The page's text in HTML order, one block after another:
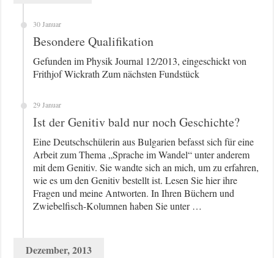
30 Januar
Besondere Qualifikation
Gefunden im Physik Journal 12/2013, eingeschickt von
Frithjof Wickrath Zum nächsten Fundstück
29 Januar
Ist der Genitiv bald nur noch Geschichte?
Eine Deutschschülerin aus Bulgarien befasst sich für eine
Arbeit zum Thema „Sprache im Wandel“ unter anderem
mit dem Genitiv. Sie wandte sich an mich, um zu erfahren,
wie es um den Genitiv bestellt ist. Lesen Sie hier ihre
Fragen und meine Antworten. In Ihren Büchern und
Zwiebelfisch-Kolumnen haben Sie unter …
Dezember, 2013